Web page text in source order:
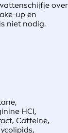
over
up en
niet nodig.
HCI,
Caffeine,